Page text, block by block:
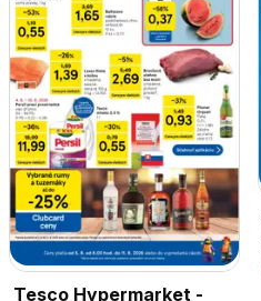
Tesco Hypermarket -